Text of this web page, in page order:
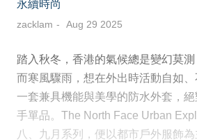
永續時尚
zacklam Aug 29 2025
踏入秋冬，香港的氣候總是變幻莫
而寒風驟雨，想在外出時活動自如、
一套兼具機能與美學的防水外套，
手單品。The North Face Urban
八、九月系列，便以都市戶外服飾